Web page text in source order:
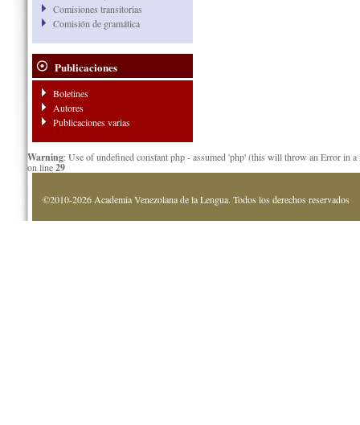
Comisiones transitorias
Comisión de gramática
Publicaciones
Boletines
Autores
Publicaciones varias
Warning: Use of undefined constant php - assumed 'php' (this will throw an Error in
on line29
©2010-2026 Academia Venezolana de la Lengua. Todos los derechos reservados